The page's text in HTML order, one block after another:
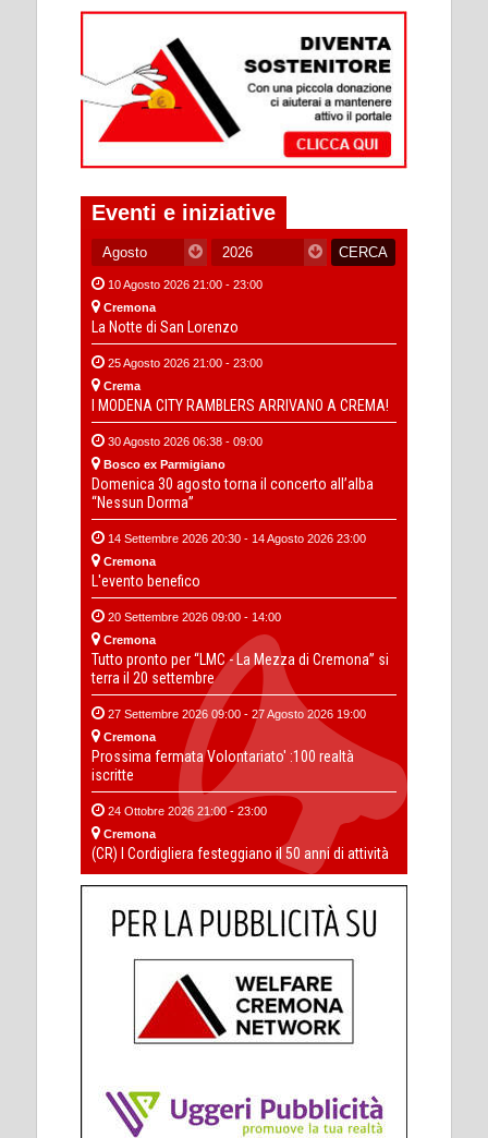
Eventi e iniziative
10 Agosto 2026 21:00 - 23:00
Cremona
La Notte di San Lorenzo
25 Agosto 2026 21:00 - 23:00
Crema
I MODENA CITY RAMBLERS ARRIVANO A CREMA!
30 Agosto 2026 06:38 - 09:00
Bosco ex Parmigiano
Domenica 30 agosto torna il concerto all’alba
“Nessun Dorma”
14 Settembre 2026 20:30 - 14 Agosto 2026 23:00
Cremona
L'evento benefico
20 Settembre 2026 09:00 - 14:00
Cremona
Tutto pronto per “LMC - La Mezza di Cremona” si
terra il 20 settembre
27 Settembre 2026 09:00 - 27 Agosto 2026 19:00
Cremona
Prossima fermata Volontariato' :100 realtà
iscritte
24 Ottobre 2026 21:00 - 23:00
Cremona
(CR) I Cordigliera festeggiano il 50 anni di attività